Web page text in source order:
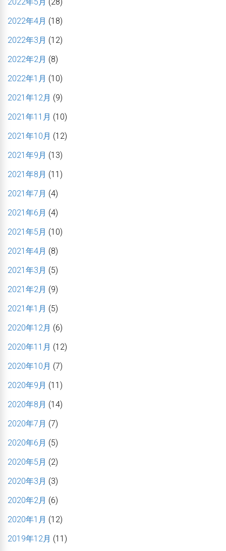
2022年4月 (18)
2022年3月 (12)
2022年2月 (8)
2022年1月 (10)
2021年12月 (9)
2021年11月 (10)
2021年10月 (12)
2021年9月 (13)
2021年8月 (11)
2021年7月 (4)
2021年6月 (4)
2021年5月 (10)
2021年4月 (8)
2021年3月 (5)
2021年2月 (9)
2021年1月 (5)
2020年12月 (6)
2020年11月 (12)
2020年10月 (7)
2020年9月 (11)
2020年8月 (14)
2020年7月 (7)
2020年6月 (5)
2020年5月 (2)
2020年3月 (3)
2020年2月 (6)
2020年1月 (12)
2019年12月 (11)